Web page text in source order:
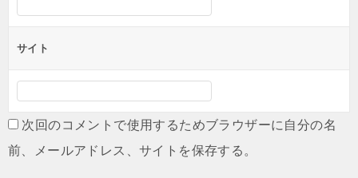
サイト
次回のコメントで使用するためブラウザーに自分の名
前、メールアドレス、サイトを保存する。